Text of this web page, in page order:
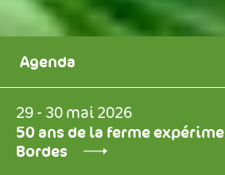
Agenda
29 - 30 mai 2026
50 ans de la ferme
Bordes